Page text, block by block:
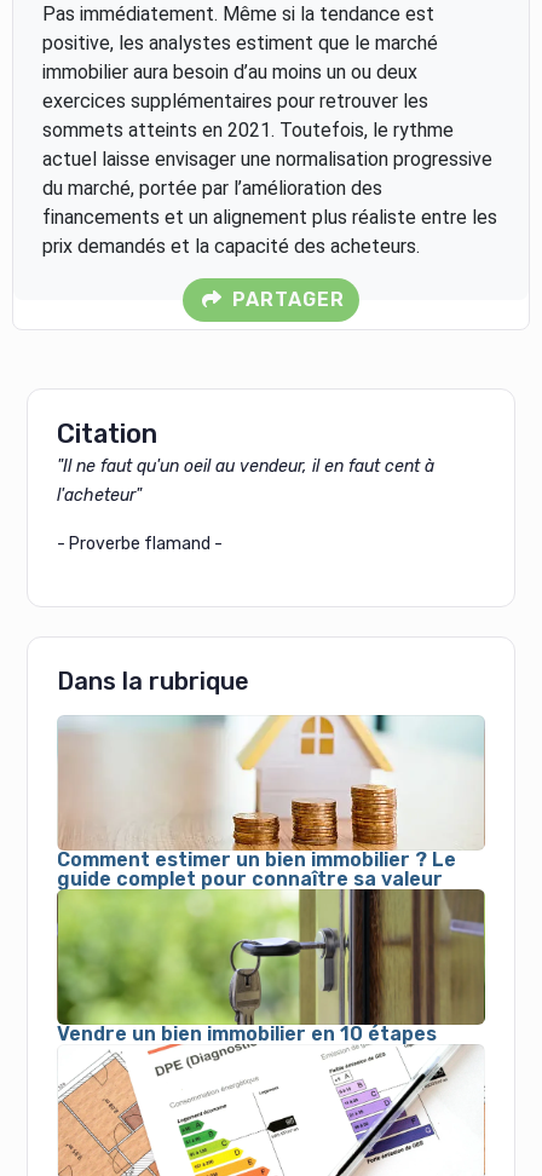
Pas immédiatement. Même si la tendance est
positive, les analystes estiment que le marché
immobilier aura besoin d’au moins un ou deux
exercices supplémentaires pour retrouver les
sommets atteints en 2021. Toutefois, le rythme
actuel laisse envisager une normalisation progressive
du marché, portée par l’amélioration des
financements et un alignement plus réaliste entre les
prix demandés et la capacité des acheteurs.
PARTAGER
Citation
"Il ne faut qu'un oeil au vendeur, il en faut cent à
l'acheteur"
- Proverbe flamand -
Dans la rubrique
Comment estimer un bien immobilier ? Le
guide complet pour connaître sa valeur
Vendre un bien immobilier en 10 étapes